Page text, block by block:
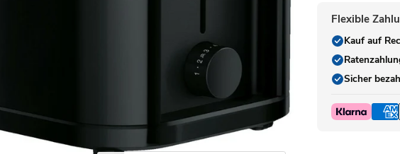
Flexible
Kauf auf
Sicher